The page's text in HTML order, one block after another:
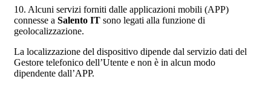
10. Alcuni servizi forniti dalle applicazioni mobili (APP)
connesse a Salento IT sono legati alla funzione di
geolocalizzazione.
La localizzazione del dispositivo dipende dal servizio dati del
Gestore telefonico dell’Utente e non è in alcun modo
dipendente dall’APP.